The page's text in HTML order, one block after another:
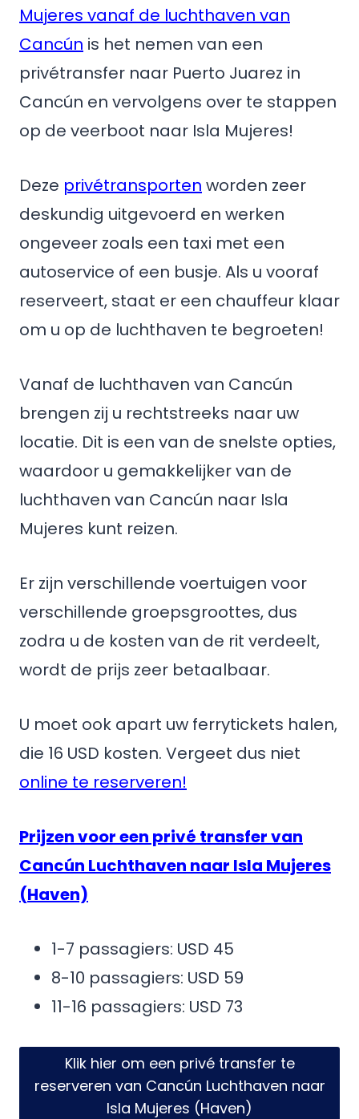
Mujeres vanaf de luchthaven van
Cancún is het nemen van een
privétransfer naar Puerto Juarez in
Cancún en vervolgens over te stappen
op de veerboot naar Isla Mujeres!
Deze privétransporten worden zeer
deskundig uitgevoerd en werken
ongeveer zoals een taxi met een
autoservice of een busje. Als u vooraf
reserveert, staat er een chauffeur klaar
om u op de luchthaven te begroeten!
Vanaf de luchthaven van Cancún
brengen zij u rechtstreeks naar uw
locatie. Dit is een van de snelste opties,
waardoor u gemakkelijker van de
luchthaven van Cancún naar Isla
Mujeres kunt reizen.
Er zijn verschillende voertuigen voor
verschillende groepsgroottes, dus
zodra u de kosten van de rit verdeelt,
wordt de prijs zeer betaalbaar.
U moet ook apart uw ferrytickets halen,
die 16 USD kosten. Vergeet dus niet
online te reserveren!
Prijzen voor een privé transfer van
Cancún Luchthaven naar Isla Mujeres
(Haven)
1-7 passagiers: USD 45
8-10 passagiers: USD 59
11-16 passagiers: USD 73
Klik hier om een privé transfer te
reserveren van Cancún Luchthaven naar
Isla Mujeres (Haven)